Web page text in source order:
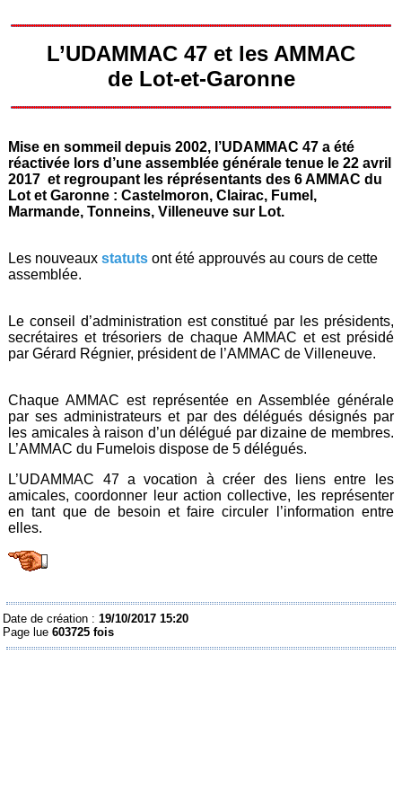
L’UDAMMAC 47 et les AMMAC
de Lot-et-Garonne
Mise en sommeil depuis 2002, l’UDAMMAC 47 a été
réactivée lors d’une assemblée générale tenue le 22 avril
2017 et regroupant les réprésentants des 6 AMMAC du
Lot et Garonne : Castelmoron, Clairac, Fumel,
Marmande, Tonneins, Villeneuve sur Lot.
Les nouveauxstatuts ont été approuvés au cours de cette
assemblée.
Le conseil d’administration est constitué par les présidents,
secrétaires et trésoriers de chaque AMMAC et est présidé
par Gérard Régnier, président de l’AMMAC de Villeneuve.
Chaque AMMAC est représentée en Assemblée générale
par ses administrateurs et par des délégués désignés par
les amicales à raison d’un délégué par dizaine de membres.
L’AMMAC du Fumelois dispose de 5 délégués.
L’UDAMMAC 47 a vocation à créer des liens entre les
amicales, coordonner leur action collective, les représenter
en tant que de besoin et faire circuler l’information entre
elles.
Date de création :19/10/2017 15:20
Page lue603725 fois